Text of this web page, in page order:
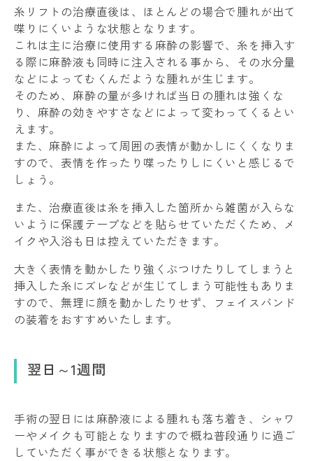
糸リフトの治療直後は、ほとんどの場合で腫れが出て
喋りにくいような状態となります。
これは主に治療に使用する麻酔の影響で、糸を挿入す
る際に麻酔液も同時に注入される事から、その水分量
などによってむくんだような腫れが生じます。
そのため、麻酔の量が多ければ当日の腫れは強くな
り、麻酔の効きやすさなどによって変わってくるとい
えます。
また、麻酔によって周囲の表情が動かしにくくなりま
すので、表情を作ったり喋ったりしにくいと感じるで
しょう。
また、治療直後は糸を挿入した箇所から雑菌が入らな
いように保護テープなどを貼らせていただくため、メ
イクや入浴も日は控えていただきます。
大きく表情を動かしたり強くぶつけたりしてしまうと
挿入した糸にズレなどが生じてしまう可能性もありま
すので、無理に顔を動かしたりせず、フェイスバンド
の装着をおすすめいたします。
翌日～1週間
手術の翌日には麻酔液による腫れも落ち着き、シャワ
ーやメイクも可能となりますので概ね普段通りに過ご
していただく事ができる状態となります。